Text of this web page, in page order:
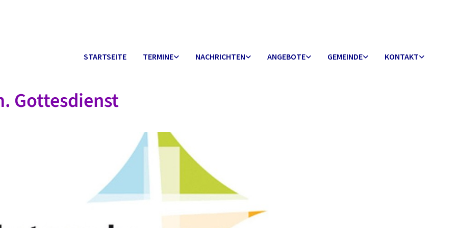
STARTSEITE TERMINE NACHRICHTEN ANGEBOTE GEMEINDE KONTAKT
Gottesdienst